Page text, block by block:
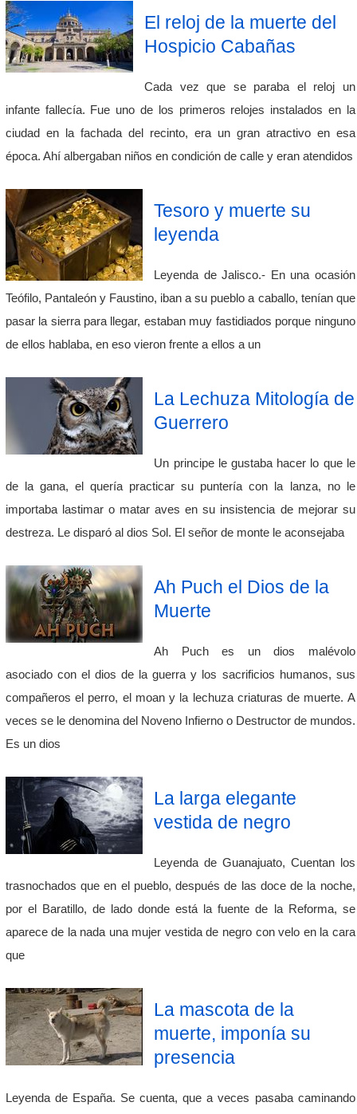
El reloj de la muerte del
Hospicio Cabañas
Cada vez que se paraba el reloj un
infante fallecía. Fue uno de los primeros relojes instalados en la
ciudad en la fachada del recinto, era un gran atractivo en esa
época. Ahí albergaban niños en condición de calle y eran atendidos
Tesoro y muerte su
leyenda
Leyenda de Jalisco.- En una ocasión
Teófilo, Pantaleón y Faustino, iban a su pueblo a caballo, tenían que
pasar la sierra para llegar, estaban muy fastidiados porque ninguno
de ellos hablaba, en eso vieron frente a ellos a un
La Lechuza Mitología de
Guerrero
Un principe le gustaba hacer lo que le
de la gana, el quería practicar su puntería con la lanza, no le
importaba lastimar o matar aves en su insistencia de mejorar su
destreza. Le disparó al dios Sol. El señor de monte le aconsejaba
Ah Puch el Dios de la
Muerte
Ah Puch es un dios malévolo
asociado con el dios de la guerra y los sacrificios humanos, sus
compañeros el perro, el moan y la lechuza criaturas de muerte. A
veces se le denomina del Noveno Infierno o Destructor de mundos.
Es un dios
La larga elegante
vestida de negro
Leyenda de Guanajuato, Cuentan los
trasnochados que en el pueblo, después de las doce de la noche,
por el Baratillo, de lado donde está la fuente de la Reforma, se
aparece de la nada una mujer vestida de negro con velo en la cara
que
La mascota de la
muerte, imponía su
presencia
Leyenda de España. Se cuenta, que a veces pasaba caminando